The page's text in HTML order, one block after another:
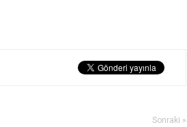
Sonraki »